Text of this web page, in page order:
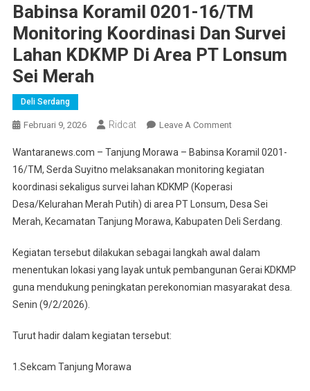
Babinsa Koramil 0201-16/TM
Monitoring Koordinasi Dan Survei
Lahan KDKMP Di Area PT Lonsum
Sei Merah
Deli Serdang
Februari 9, 2026 Ridcat Leave A CommentOn
Koramil
0201-
16/TM
Monitoring
Koordinasi
Survei
Lahan
KDKMP
Wantaranews.com – Tanjung Morawa – Babinsa Koramil 0201-
16/TM, Serda Suyitno melaksanakan monitoring kegiatan
koordinasi sekaligus survei lahan KDKMP (Koperasi
Desa/Kelurahan Merah Putih) di area PT Lonsum, Desa Sei
Merah, Kecamatan Tanjung Morawa, Kabupaten Deli Serdang.
Kegiatan tersebut dilakukan sebagai langkah awal dalam
menentukan lokasi yang layak untuk pembangunan Gerai KDKMP
guna mendukung peningkatan perekonomian masyarakat desa.
Senin (9/2/2026).
Turut hadir dalam kegiatan tersebut:
1.Sekcam Tanjung Morawa